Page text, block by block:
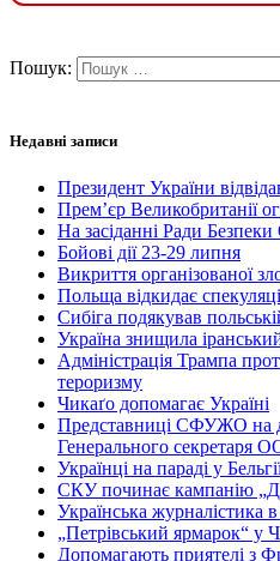
Пошук:
Недавні записи
Президент України
Прем’єр Великобританії
На засіданні Ради
Бойові дії 23-29 липня
Викриття організованої
Польща відкидає
Сибіга подякував
Україна знищила
Адміністрація Трампа
тероризму
Чикаґо допомагає Україні
Представниці СФУЖО на
Генерального секретаря
Українці на параді у
СКУ починає кампанію
Українська журналістика
„Петрівський ярмарок“ у
Допомагають приятелі з